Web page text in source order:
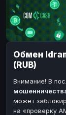
Dogecoin
TRX
Bitcoin Cash
BinanceCoin
Ether Classic
Ripple
Обмен
(RUB)
Внимание! В
может
на «проверку